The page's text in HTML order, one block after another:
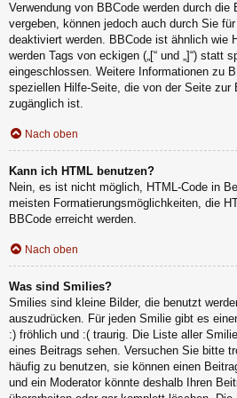
Verwendung von BBCode werden durch die
vergeben, können jedoch auch durch Sie
deaktiviert werden. BBCode ist ähnlich wie
werden Tags von eckigen („[“ und „]“) statt
eingeschlossen. Weitere Informationen zu
speziellen Hilfe-Seite, die von der Seite zur
zugänglich ist.
Nach oben
Kann ich HTML benutzen?
Nein, es ist nicht möglich, HTML-Code in
meisten Formatierungsmöglichkeiten, die
BBCode erreicht werden.
Nach oben
Was sind Smilies?
Smilies sind kleine Bilder, die benutzt
auszudrücken. Für jeden Smilie gibt es
:) fröhlich und :( traurig. Die Liste aller
eines Beitrags sehen. Versuchen Sie bitte
häufig zu benutzen, sie können einen
und ein Moderator könnte deshalb Ihren